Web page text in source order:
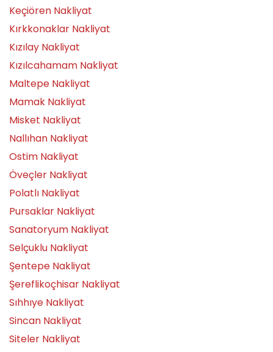
Keçiören Nakliyat
Kırkkonaklar Nakliyat
Kızılay Nakliyat
Kızılcahamam Nakliyat
Maltepe Nakliyat
Mamak Nakliyat
Misket Nakliyat
Nallıhan Nakliyat
Ostim Nakliyat
Öveçler Nakliyat
Polatlı Nakliyat
Pursaklar Nakliyat
Sanatoryum Nakliyat
Selçuklu Nakliyat
Şentepe Nakliyat
Şereflikoçhisar Nakliyat
Sıhhıye Nakliyat
Sincan Nakliyat
Siteler Nakliyat